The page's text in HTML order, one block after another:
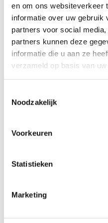
en om ons websiteverkeer
informatie over uw gebruik
partners voor social
partners kunnen deze
informatie die u aan ze
verzameld op basis van
Noodzakelijk
Voorkeuren
Statistieken
Marketing
Rondwandeling Rotterdam
Beuningen. (Foto: © Gilbert
De Pot
Museum Boijmans van
verbouwing tot 2026
publiekstrekker. Vrijwel
niet direct
Depot van Boijmans
wereld, want het is
bevinden zich ruim
Ook het gebouw zelf
spiegels bekleed en